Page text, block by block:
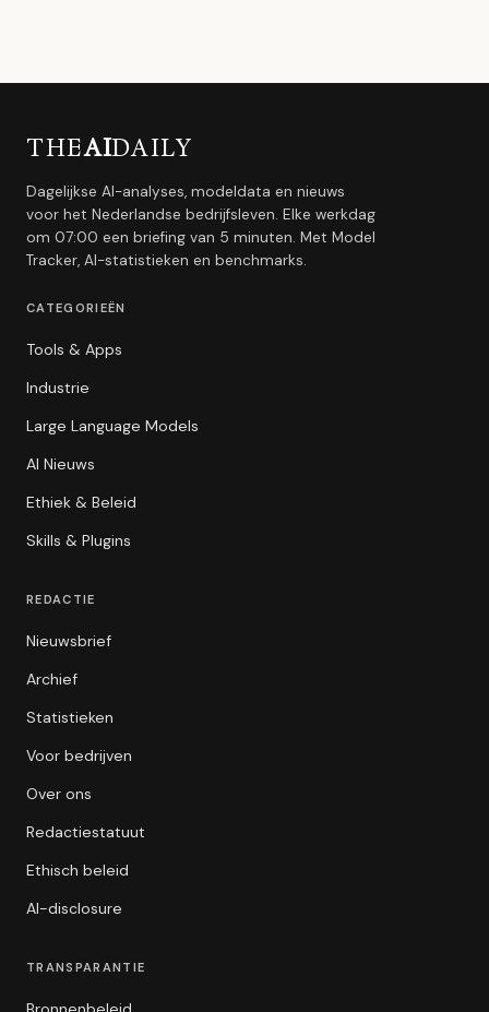
THEAIDAILY
Dagelijkse AI-analyses, modeldata en nieuws
voor het Nederlandse bedrijfsleven. Elke werkdag
om 07:00 een briefing van 5 minuten. Met Model
Tracker, AI-statistieken en benchmarks.
CATEGORIEËN
Tools & Apps
Industrie
Large Language Models
AI Nieuws
Ethiek & Beleid
Skills & Plugins
REDACTIE
Nieuwsbrief
Archief
Statistieken
Voor bedrijven
Over ons
Redactiestatuut
Ethisch beleid
AI-disclosure
TRANSPARANTIE